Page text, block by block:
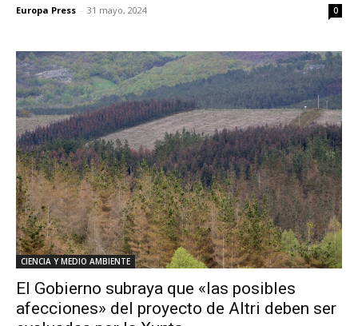
Europa Press - 31 mayo, 2024 0
CIENCIA Y MEDIO AMBIENTE
El Gobierno subraya que «las posibles
afecciones» del proyecto de Altri deben ser